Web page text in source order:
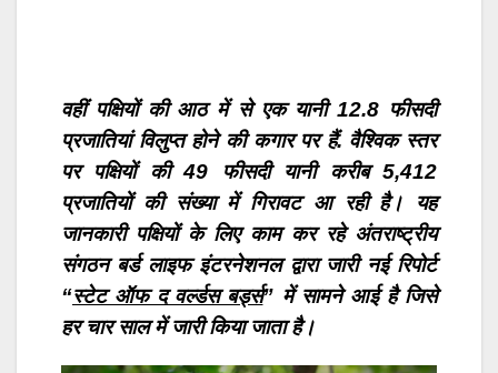
वहीं पक्षियों की आठ में से एक यानी 12.8 फीसदी
प्रजातियां विलुप्त होने की कगार पर हैं. वैश्विक स्तर
पर पक्षियों की 49 फीसदी यानी करीब 5,412
प्रजातियों की संख्या में गिरावट आ रही है। यह
जानकारी पक्षियों के लिए काम कर रहे अंतराष्ट्रीय
संगठन बर्ड लाइफ इंटरनेशनल द्वारा जारी नई रिपोर्ट
“स्टेट ऑफ द वर्ल्डस बर्ड्स” में सामने आई है जिसे
हर चार साल में जारी किया जाता है।